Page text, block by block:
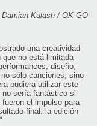
Kulash / OK GO
una creatividad
que no está limitada
diseño,
sólo canciones, sino
pudiera utilizar este
no sería fantástico si
el impulso para
final: la edición